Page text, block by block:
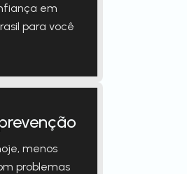
em
para você
menos
problemas